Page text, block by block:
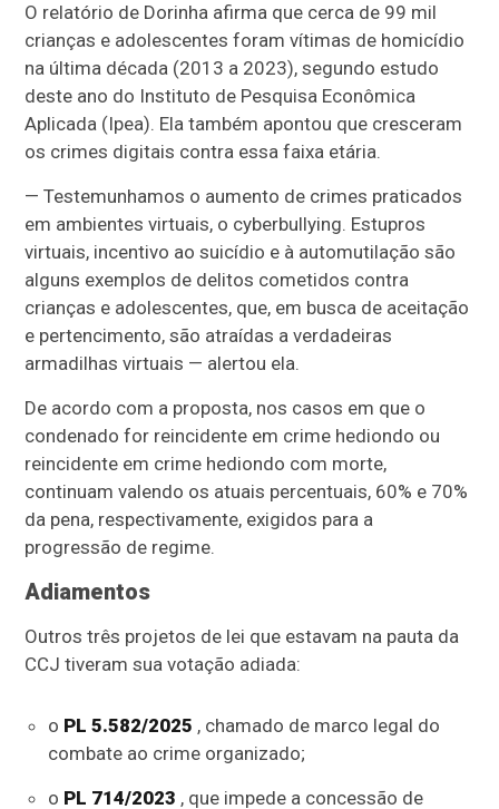
O relatório de Dorinha afirma que cerca de 99 mil
crianças e adolescentes foram vítimas de homicídio
na última década (2013 a 2023), segundo estudo
deste ano do Instituto de Pesquisa Econômica
Aplicada (Ipea). Ela também apontou que cresceram
os crimes digitais contra essa faixa etária.
— Testemunhamos o aumento de crimes praticados
em ambientes virtuais, o cyberbullying. Estupros
virtuais, incentivo ao suicídio e à automutilação são
alguns exemplos de delitos cometidos contra
crianças e adolescentes, que, em busca de aceitação
e pertencimento, são atraídas a verdadeiras
armadilhas virtuais — alertou ela.
De acordo com a proposta, nos casos em que o
condenado for reincidente em crime hediondo ou
reincidente em crime hediondo com morte,
continuam valendo os atuais percentuais, 60% e 70%
da pena, respectivamente, exigidos para a
progressão de regime.
Adiamentos
Outros três projetos de lei que estavam na pauta da
CCJ tiveram sua votação adiada:
o PL 5.582/2025 , chamado de marco legal do
combate ao crime organizado;
o PL 714/2023 , que impede a concessão de